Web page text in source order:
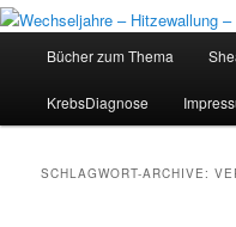
Zum
Inhalt
Zum
sekundären
Bücher zum Thema
KrebsDiagnose
SCHLAGWORT-ARCHIVE: